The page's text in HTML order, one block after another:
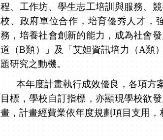
程、工作坊、學生志工培訓與服務、
校、政府單位合作，培育優秀人才，
務，培養社會創新的能力，成為社會
道（B類）」及「艾妲資訊培力（A類
題研究之動機。
本年度計畫執行成效優良，各項方
目標，學校自訂指標，亦顯現學校欲
畫，計畫經費業依年度規劃項目支用，